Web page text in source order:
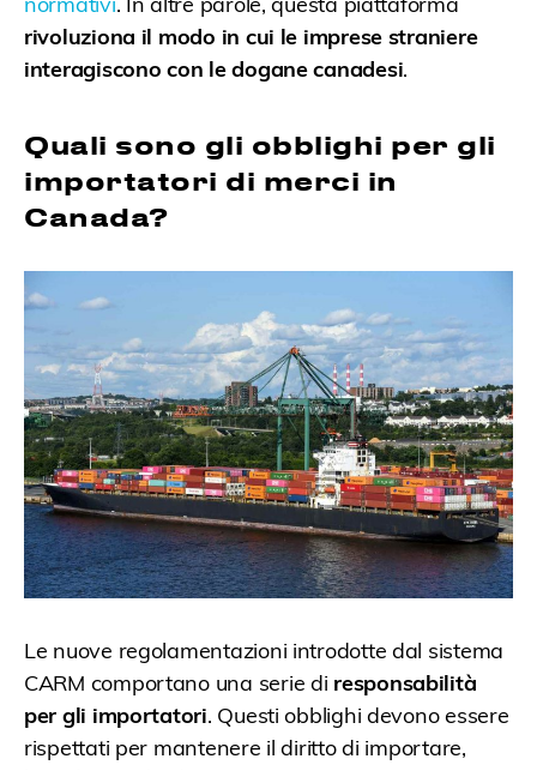
rivoluziona il modo in cui le imprese straniere
interagiscono con le dogane canadesi.
Quali sono gli obblighi per gli
importatori di merci in
Canada?
Le nuove regolamentazioni introdotte dal sistema
CARM comportano una serie di responsabilità
per gli importatori. Questi obblighi devono essere
rispettati per mantenere il diritto di importare,